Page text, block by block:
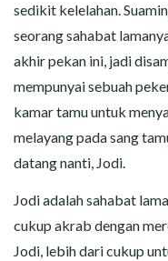
sedikit kelelahan.
seorang sahabat
akhir pekan ini, jadi
mempunyai sebuah
kamar tamu untuk
melayang pada sang
datang nanti, Jodi.
Jodi adalah sahabat
cukup akrab dengan
Jodi, lebih dari cukup
CERITA SEMPROT
CERITA SPERMA
CERITA ANAK TIRI
CERITA TANTE SEXY